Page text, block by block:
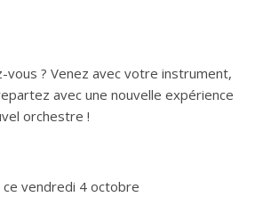
vous ? Venez avec votre instrument,
avec une nouvelle expérience
orchestre !
vendredi 4 octobre